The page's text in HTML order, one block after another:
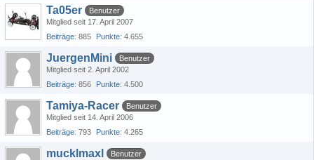
Ta05er
Benutzer
Mitglied seit 17. April 2007
Beiträge 885 Punkte 4.655
JuergenMini
Benutzer
Mitglied seit 2. April 2002
Beiträge 856 Punkte 4.500
Tamiya-Racer
Benutzer
Mitglied seit 14. April 2006
Beiträge 793 Punkte 4.265
mucklmaxl
Benutzer